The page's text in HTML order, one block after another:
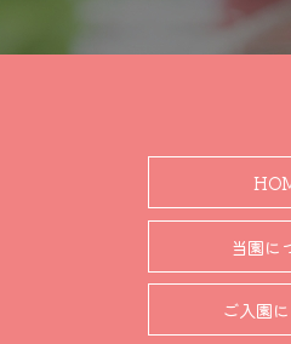
当園に
ご入園